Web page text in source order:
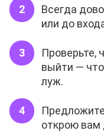
Всегда
или до
Проверьте,
выйти —
луж.
открою вам